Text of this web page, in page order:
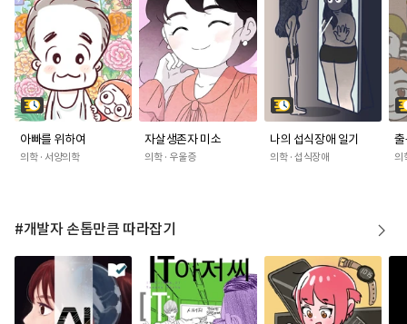
아빠를 위하여
의학 · 서양의학
자살생존자 미소
의학 · 우울증
나의 섭식장애 일기
의학 · 섭식장애 의
#개발자 손톱만큼 따라잡기